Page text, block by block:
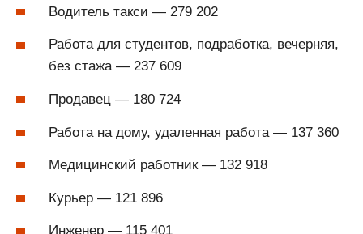
Водитель такси — 279 202
Работа для студентов, подработка, вечерняя,
без стажа — 237 609
Продавец — 180 724
Работа на дому, удаленная работа — 137 360
Медицинский работник — 132 918
Курьер — 121 896
Инженер — 115 401